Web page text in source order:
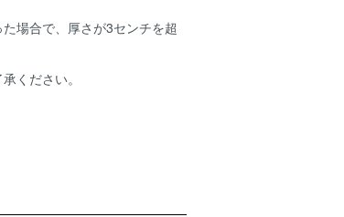
場合で、厚さが3センチを超
ください。